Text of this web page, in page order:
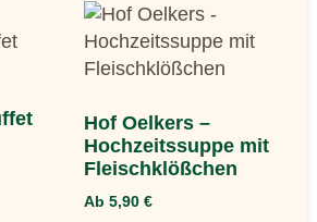
Hof Oelkers –
Hochzeitssuppe mit
Fleischklößchen
Ab 5,90 €